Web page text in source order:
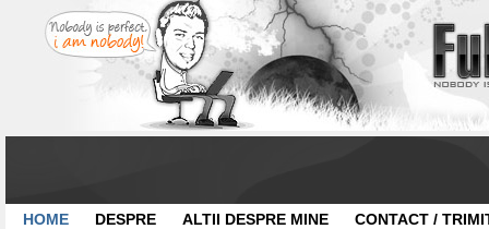
HOME DESPRE ALTII DESPRE MINE CONTACT /